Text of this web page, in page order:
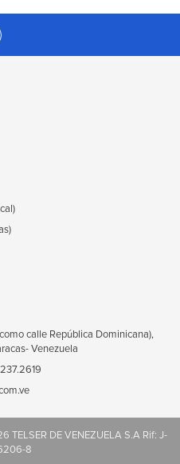
calle República Dominicana),
Venezuela
237.2619
TELSER DE VENEZUELA S.A Rif: J-
8